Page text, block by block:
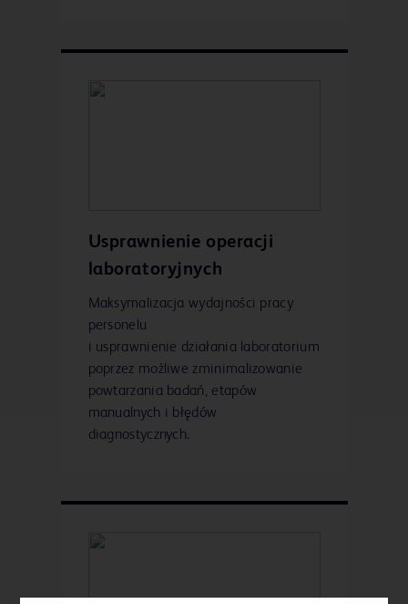
Usprawnienie operacji
laboratoryjnych
Maksymalizacja wydajności pracy
personelu
i usprawnienie działania laboratorium
poprzez możliwe zminimalizowanie
powtarzania badań, etapów
manualnych i błędów
diagnostycznych.